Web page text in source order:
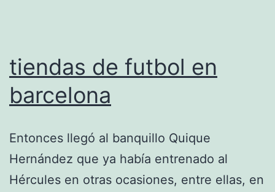
tiendas de futbol en
barcelona
Entonces llegó al banquillo Quique
Hernández que ya había entrenado al
Hércules en otras ocasiones, entre ellas, en